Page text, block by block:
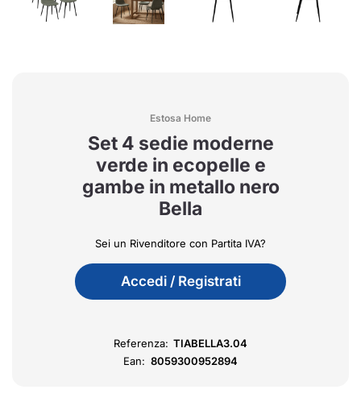
Estosa Home
Set 4 sedie moderne
verde in ecopelle e
gambe in metallo nero
Bella
Sei un Rivenditore con Partita IVA?
Accedi / Registrati
Referenza: TIABELLA3.04
Ean: 8059300952894